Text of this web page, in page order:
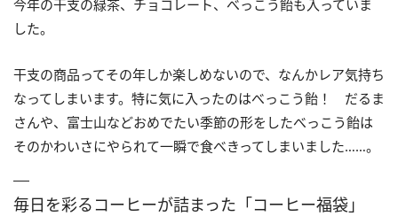
今年の干支の緑茶、チョコレート、べっこう飴も入っていま
した。
干支の商品ってその年しか楽しめないので、なんかレア気持ち
なってしまいます。特に気に入ったのはべっこう飴！ だるま
さんや、富士山などおめでたい季節の形をしたべっこう飴は
そのかわいさにやられて一瞬で食べきってしまいました……。
毎日を彩るコーヒーが詰まった「コーヒー福袋」